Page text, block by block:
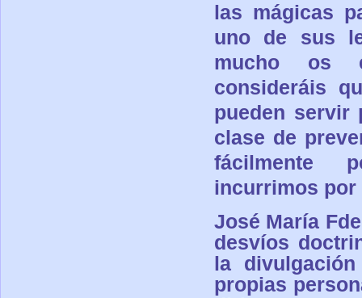
las mágicas
uno de sus
mucho os
consideráis
pueden servir
clase de
fácilmente
incurrimos por
José María
desvíos
la
propias